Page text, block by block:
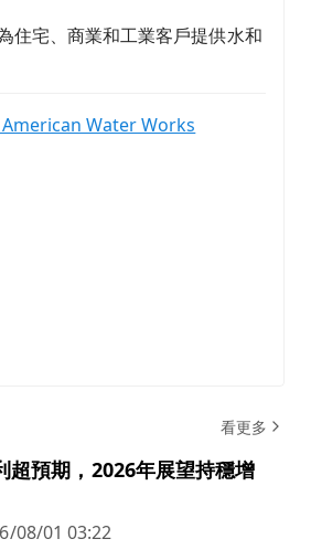
住宅、商業和工業客戶提供水和
Water Works
看更多
超預期，2026年展望持穩增
08/01 03:22